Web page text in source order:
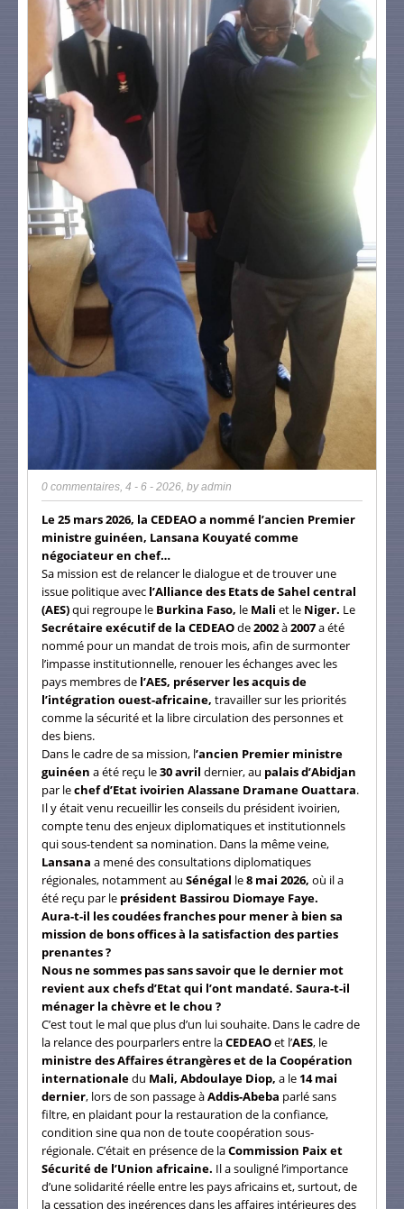
0 commentaires, 4 - 6 - 2026, byadmin
Le 25 mars 2026, la CEDEAO a nommé l’ancien Premier
ministre guinéen, Lansana Kouyaté comme
négociateur en chef…
Sa mission est de relancer le dialogue et de trouver une
issue politique avec l’Alliance des Etats de Sahel central
(AES)qui regroupe le Burkina Faso, le Mali et le Niger. Le
Secrétaire exécutif de la CEDEAOde2002à2007a été
nommé pour un mandat de trois mois, afin de surmonter
l’impasse institutionnelle, renouer les échanges avec les
pays membres de l’AES, préserver les acquis de
l’intégration ouest-africaine, travailler sur les priorités
comme la sécurité et la libre circulation des personnes et
des biens.
Dans le cadre de sa mission, l’ancien Premier ministre
guinéen a été reçu le30 avril dernier, au palais d’Abidjan
par lechef d’Etat ivoirien Alassane Dramane Ouattara.
Il y était venu recueillir les conseils du président ivoirien,
compte tenu des enjeux diplomatiques et institutionnels
qui sous-tendent sa nomination. Dans la même veine,
Lansana a mené des consultations diplomatiques
régionales, notamment au Sénégal le8 mai 2026, où il a
été reçu par le président Bassirou Diomaye Faye.
Aura-t-il les coudées franches pour mener à bien sa
mission de bons offices à la satisfaction des parties
prenantes ?
Nous ne sommes pas sans savoir que le dernier mot
revient aux chefs d’Etat qui l’ont mandaté. Saura-t-il
ménager la chèvre et le chou ?
C’est tout le mal que plus d’un lui souhaite. Dans le cadre de
la relance des pourparlers entre laCEDEAOet l’AES, le
ministre des Affaires étrangères et de la Coopération
internationaledu Mali, Abdoulaye Diop, a le 14 mai
dernier, lors de son passage àAddis-Abeba parlé sans
filtre, en plaidant pour la restauration de la confiance,
condition sine qua non de toute coopération sous-
régionale. C’était en présence de laCommission Paix et
Sécurité de l’Union africaine. Il a souligné l’importance
d’une solidarité réelle entre les pays africains et, surtout, de
la cessation des ingérences dans les affaires intérieures des